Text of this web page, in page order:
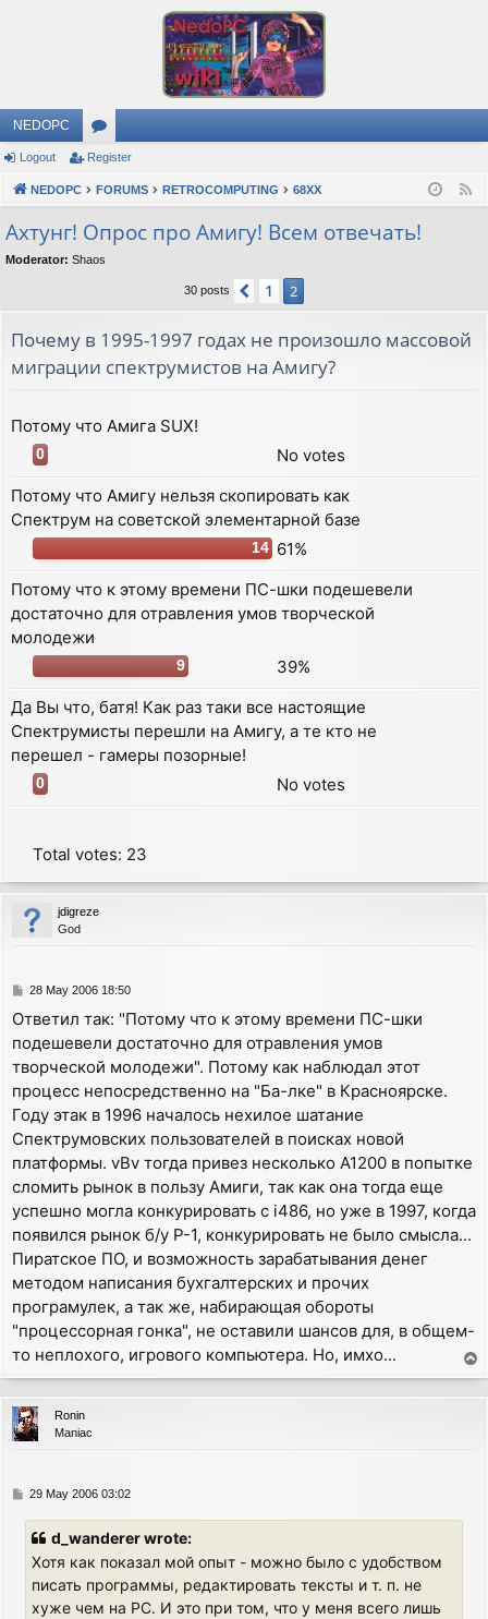
NEDOPC
or
u
m
s
Logout Register
NEDOPC FORUMS RETROCOMPUTING 68XX
Ахтунг! Опрос про Амигу! Всем отвечать!
Moderator: Shaos
30 posts Previous
1 2
Почему в 1995-1997 годах не произошло массовой
миграции спектрумистов на Амигу?
Потому что Амига SUX!
0
No votes
Потому что Амигу нельзя скопировать как
Спектрум на советской элементарной базе
14 61%
Потому что к этому времени ПС-шки подешевели
достаточно для отравления умов творческой
молодежи
9
39%
Да Вы что, батя! Как раз таки все настоящие
Спектрумисты перешли на Амигу, а те кто не
перешел - гамеры позорные!
0 No votes
Total votes: 23
jdigreze
God
P
s
t
28 May 2006 18:50
Ответил так: "Потому что к этому времени ПС-шки
подешевели достаточно для отравления умов
творческой молодежи". Потому как наблюдал этот
процесс непосредственно на "Ба-лке" в Красноярске.
Году этак в 1996 началось нехилое шатание
Спектрумовских пользователей в поисках новой
платформы. vBv тогда привез несколько А1200 в попытке
сломить рынок в пользу Амиги, так как она тогда еще
успешно могла конкурировать с i486, но уже в 1997, когда
появился рынок б/у P-1, конкурировать не было смысла...
Пиратское ПО, и возможность зарабатывания денег
методом написания бухгалтерских и прочих
програмулек, а так же, набирающая обороты
"процессорная гонка", не оставили шансов для, в общем-
то неплохого, игрового компьютера. Но, имхо...
o
p
Ronin
Maniac
P29 May 2006 03:02
d_wanderer wrote:
Хотя как показал мой опыт - можно было с удобством
писать программы, редактировать тексты и т. п. не
хуже чем на PC. И это при том, что у меня всего лишь